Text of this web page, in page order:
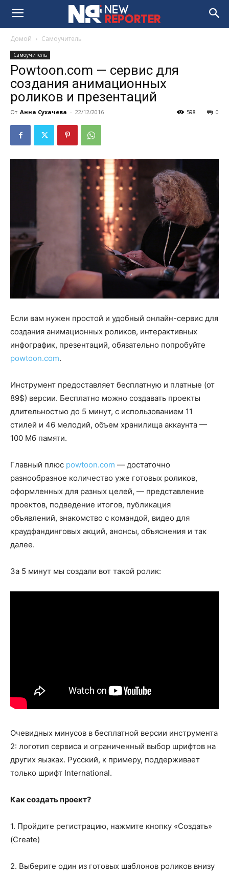
Домой Самоучитель
Самоучитель
Powtoon.com — сервис для
создания анимационных
роликов и презентаций
От Анна Сухачева - 22/12/2016 0
598
Если вам нужен простой и удобный онлайн-сервис для
создания анимационных роликов, интерактивных
инфографик, презентаций, обязательно попробуйте
powtoon.com.
Инструмент предоставляет бесплатную и платные (от
89$) версии. Бесплатно можно создавать проекты
длительностью до 5 минут, с использованием 11
стилей и 46 мелодий, объем хранилища аккаунта —
100 Мб памяти.
Главный плюс powtoon.com — достаточно
разнообразное количество уже готовых роликов,
оформленных для разных целей, — представление
проектов, подведение итогов, публикация
объявлений, знакомство с командой, видео для
краудфандинговых акций, анонсы, объяснения и так
далее.
За 5 минут мы создали вот такой ролик:
Очевидных минусов в бесплатной версии инструмента
2: логотип сервиса и ограниченный выбор шрифтов на
других яызках. Русский, к примеру, поддерживает
только шрифт International.
Как создать проект?
1. Пройдите регистрацию, нажмите кнопку «Создать»
(Create)
2. Выберите один из готовых шаблонов роликов внизу